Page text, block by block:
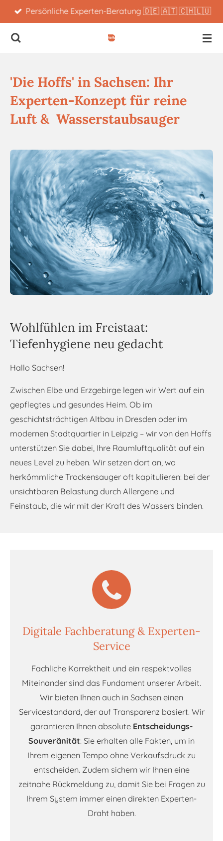
Zum
Hauptinhalt
springen
Persönliche Experten-Beratung 🇩🇪 🇦🇹 🇨🇭🇱🇺
'Die Hoffs' in Sachsen: Ihr
Experten-Konzept für reine
Luft & Wasserstaubsauger
Wohlfühlen im Freistaat:
Tiefenhygiene neu gedacht
Hallo Sachsen!
Zwischen Elbe und Erzgebirge legen wir Wert auf ein
gepflegtes und gesundes Heim. Ob im
geschichtsträchtigen Altbau in Dresden oder im
modernen Stadtquartier in Leipzig – wir von den Hoffs
unterstützen Sie dabei, Ihre Raumluftqualität auf ein
neues Level zu heben. Wir setzen dort an, wo
herkömmliche Trockensauger oft kapitulieren: bei der
unsichtbaren Belastung durch Allergene und
Feinstaub, die wir mit der Kraft des Wassers binden.
Digitale Fachberatung & Experten-
Service
Fachliche Korrektheit und ein respektvolles
Miteinander sind das Fundament unserer Arbeit.
Wir bieten Ihnen auch in Sachsen einen
Servicestandard, der auf Transparenz basiert. Wir
garantieren Ihnen absolute Entscheidungs-
Souveränität: Sie erhalten alle Fakten, um in
Ihrem eigenen Tempo ohne Verkaufsdruck zu
entscheiden. Zudem sichern wir Ihnen eine
zeitnahe Rückmeldung zu, damit Sie bei Fragen zu
Ihrem System immer einen direkten Experten-
Draht haben.